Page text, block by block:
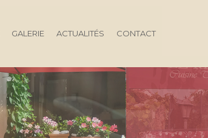
GALERIE ACTUALITÉS CONTACT